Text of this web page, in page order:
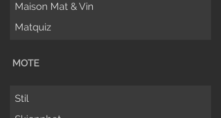
Maison Mat & Vin
Matquiz
MOTE
Stil